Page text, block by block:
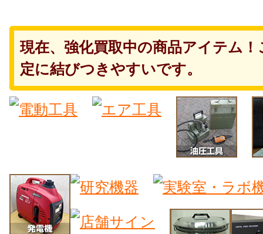
現在、強化買取中の商品アイテム
定に結びつきやすいです。